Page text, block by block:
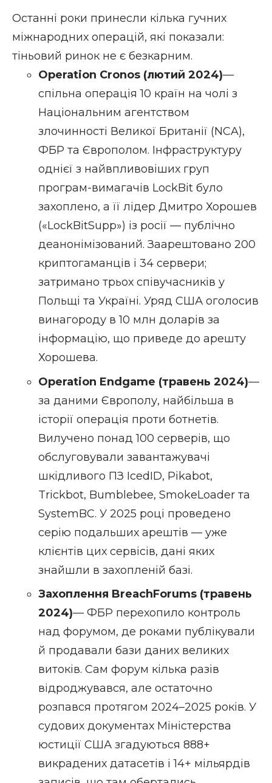
Останні роки принесли кілька гучних
міжнародних операцій, які показали:
тіньовий ринок не є безкарним.
Operation Cronos(лютий 2024)—
спільна операція 10 країн на чолі з
Національним агентством
злочинності Великої Британії (NCA),
ФБР та Європолом. Інфраструктуру
однієї з найвпливовіших груп
програм-вимагачів LockBit було
захоплено, а її лідер Дмитро Хорошев
(«LockBitSupp») із росії — публічно
деанонімізований. Заарештовано 200
криптогаманців і 34 сервери;
затримано трьох співучасників у
Польщі та Україні. Уряд США оголосив
винагороду в 10 млн доларів за
інформацію, що приведе до арешту
Хорошева.
Operation Endgame (травень 2024)—
за даними Європолу, найбільша в
історії операція проти ботнетів.
Вилучено понад 100 серверів, що
обслуговували завантажувачі
шкідливого ПЗ IcedID, Pikabot,
Trickbot, Bumblebee, SmokeLoader та
SystemBC. У 2025 році проведено
серію подальших арештів — уже
клієнтів цих сервісів, дані яких
знайшли в захопленій базі.
Захоплення BreachForums (травень
2024)— ФБР перехопило контроль
над форумом, де роками публікували
й продавали бази даних великих
витоків. Сам форум кілька разів
відроджувався, але остаточно
розпався протягом 2024–2025 років. У
судових документах Міністерства
юстиції США згадуються 888+
викрадених датасетів і 14+ мільярдів